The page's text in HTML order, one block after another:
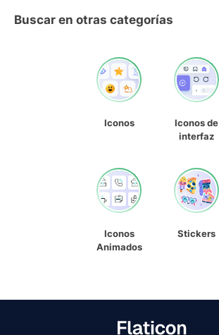
Buscar en otras categorías
Iconos
Iconos de
interfaz
Iconos
Animados
Stickers